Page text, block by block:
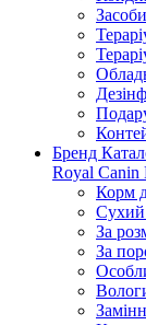
Бренд
Royal Canin
Корм
Сухий
За
За